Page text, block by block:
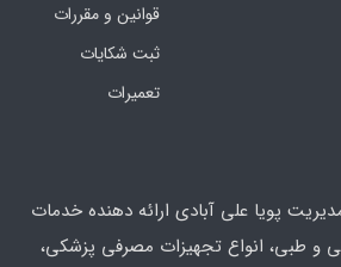
قوانین و مقررات
ثبت شکایات
تعمیرات
پویا علی آبادی ارائه دهنده خدمات
طبی، انواع تجهیزات مصرفی پزشکی،